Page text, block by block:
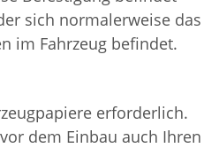
sich normalerweise das
im Fahrzeug befindet.
erforderlich.
dem Einbau auch Ihren